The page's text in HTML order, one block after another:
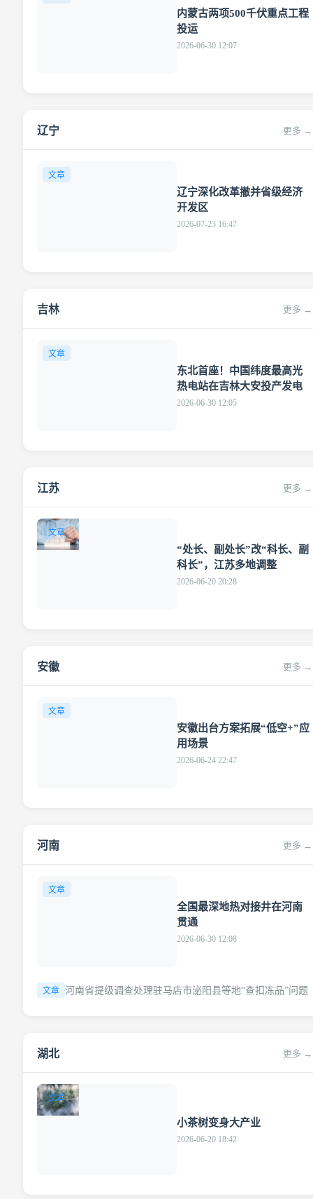
内蒙古两项500千伏重点工程
投运
2026-06-30 12:07
辽宁 更多 →
文章
辽宁深化改革撤并省级经济
开发区
2026-07-23 16:47
吉林 更多 →
文章
东北首座！中国纬度最高光
热电站在吉林大安投产发电
2026-06-30 12:05
江苏 更多 →
文章
“处长、副处长”改“科长、副
科长”，江苏多地调整
2026-06-20 20:28
安徽 更多 →
文章
安徽出台方案拓展“低空+”应
用场景
2026-06-24 22:47
河南 更多 →
文章
全国最深地热对接井在河南
贯通
2026-06-30 12:08
文章 河南省提级调查处理驻马店市泌阳县等地“查扣冻品”问题
湖北 更多 →
文章
小茶树变身大产业
2026-06-20 18:42